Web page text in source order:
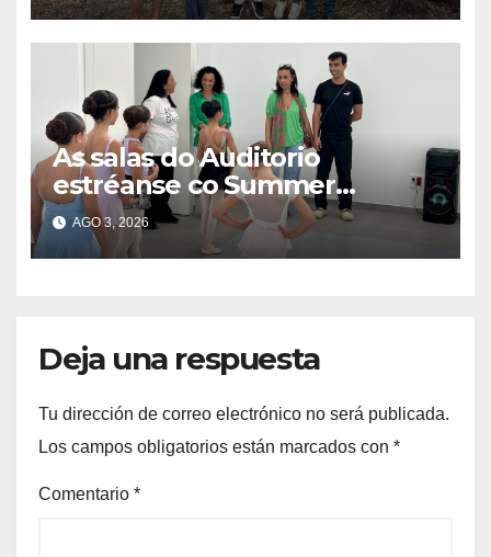
As salas do Auditorio
estréanse co Summer
Intensive do Ballet de Galicia
AGO 3, 2026
Deja una respuesta
Tu dirección de correo electrónico no será publicada.
Los campos obligatorios están marcados con *
Comentario *